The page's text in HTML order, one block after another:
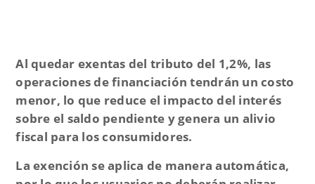
Al quedar exentas del tributo del 1,2%, las
operaciones de financiación tendrán un costo
menor, lo que reduce el impacto del interés
sobre el saldo pendiente y genera un alivio
fiscal para los consumidores.
La exención se aplica de manera automática,